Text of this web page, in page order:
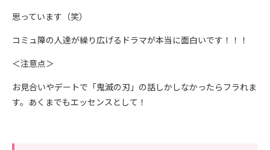
思っています（笑）
コミュ障の人達が繰り広げるドラマが本当に面白いです！！！
＜注意点＞
お見合いやデートで「鬼滅の刃」の話しかしなかったらフラれま
す。あくまでもエッセンスとして！